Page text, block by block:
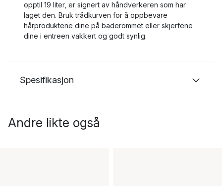
opptil 19 liter, er signert av håndverkeren som har
laget den. Bruk trådkurven for å oppbevare
hårproduktene dine på baderommet eller skjerfene
dine i entreen vakkert og godt synlig.
Spesifikasjon
Andre likte også